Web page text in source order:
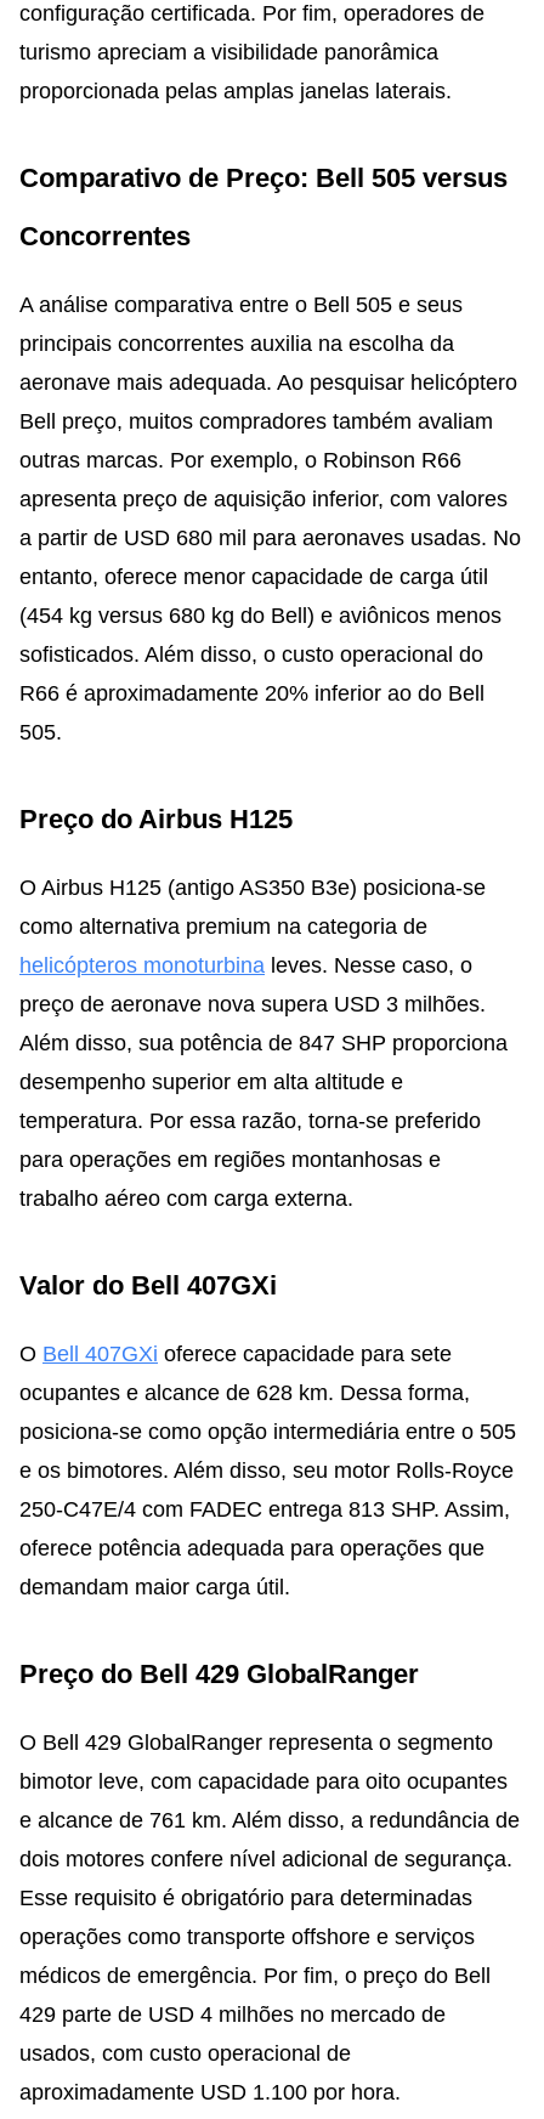
configuração certificada. Por fim, operadores de
turismo apreciam a visibilidade panorâmica
proporcionada pelas amplas janelas laterais.
Comparativo de Preço: Bell 505 versus
Concorrentes
A análise comparativa entre o Bell 505 e seus
principais concorrentes auxilia na escolha da
aeronave mais adequada. Ao pesquisar helicóptero
Bell preço, muitos compradores também avaliam
outras marcas. Por exemplo, o Robinson R66
apresenta preço de aquisição inferior, com valores
a partir de USD 680 mil para aeronaves usadas. No
entanto, oferece menor capacidade de carga útil
(454 kg versus 680 kg do Bell) e aviônicos menos
sofisticados. Além disso, o custo operacional do
R66 é aproximadamente 20% inferior ao do Bell
505.
Preço do Airbus H125
O Airbus H125 (antigo AS350 B3e) posiciona-se
como alternativa premium na categoria de
helicópteros monoturbina leves. Nesse caso, o
preço de aeronave nova supera USD 3 milhões.
Além disso, sua potência de 847 SHP proporciona
desempenho superior em alta altitude e
temperatura. Por essa razão, torna-se preferido
para operações em regiões montanhosas e
trabalho aéreo com carga externa.
Valor do Bell 407GXi
O Bell 407GXi oferece capacidade para sete
ocupantes e alcance de 628 km. Dessa forma,
posiciona-se como opção intermediária entre o 505
e os bimotores. Além disso, seu motor Rolls-Royce
250-C47E/4 com FADEC entrega 813 SHP. Assim,
oferece potência adequada para operações que
demandam maior carga útil.
Preço do Bell 429 GlobalRanger
O Bell 429 GlobalRanger representa o segmento
bimotor leve, com capacidade para oito ocupantes
e alcance de 761 km. Além disso, a redundância de
dois motores confere nível adicional de segurança.
Esse requisito é obrigatório para determinadas
operações como transporte offshore e serviços
médicos de emergência. Por fim, o preço do Bell
429 parte de USD 4 milhões no mercado de
usados, com custo operacional de
aproximadamente USD 1.100 por hora.